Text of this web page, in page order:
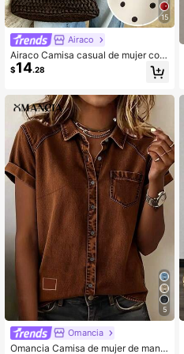
15
Airaco
Airaco Camisa casual de mujer con
estampado de lunares
$14.28
5
Omancia
Omancia Camisa de mujer de mang